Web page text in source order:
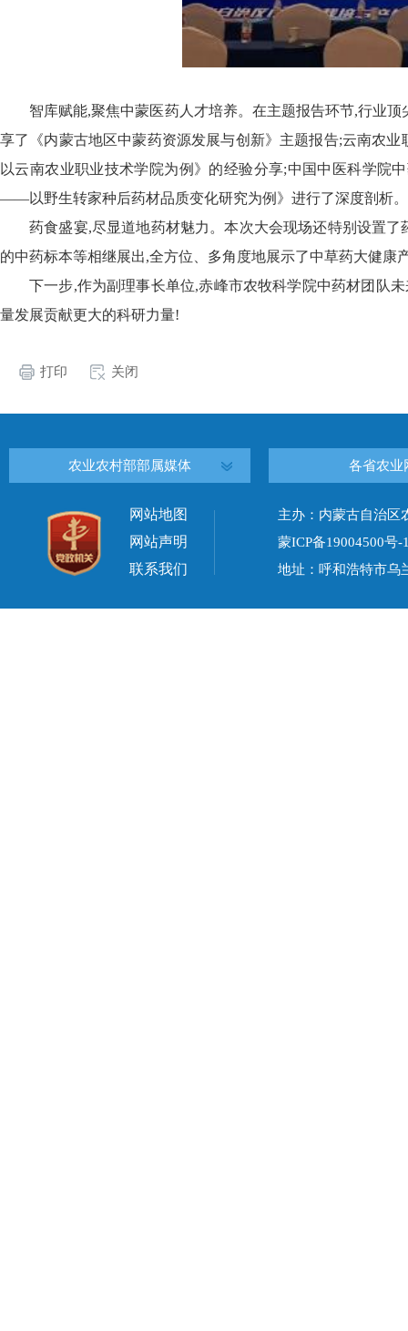
智库赋能,聚焦中蒙医药人才培养。在主题报告环节,行业
享了《内蒙古地区中蒙药资源发展与创新》主题报告;云南农
以云南农业职业技术学院为例》的经验分享;中国中医科学院
——以野生转家种后药材品质变化研究为例》进行了深度剖析。
药食盛宴,尽显道地药材魅力。本次大会现场还特别设置
的中药标本等相继展出,全方位、多角度地展示了中草药大健康
下一步,作为副理事长单位,赤峰市农牧科学院中药材团队
量发展贡献更大的科研力量!
打印 关闭
农业农村部部属媒体 各省农业
网站地图
网站声明
联系我们
主办：内蒙古自治
蒙ICP备19004500号-
地址：呼和浩特市